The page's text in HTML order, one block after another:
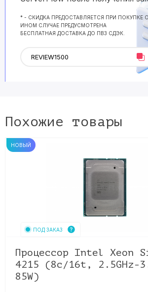
* - СКИДКА ПРЕДОСТАВЛЯЕТСЯ ПРИ ПОКУПКЕ
ИНОМ СЛУЧАЕ ПРЕДУСМОТРЕНА
БЕСПЛАТНАЯ ДОСТАВКА ДО ПВЗ СДЭК.
Похожие товары
НОВЫЙ
ПОД ЗАКАЗ
Процессор Intel Xeon
4215 (8c/16t, 2.5GHz-
85W)